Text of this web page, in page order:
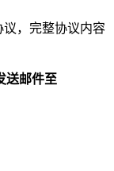
议，完整协议内容
送邮件至